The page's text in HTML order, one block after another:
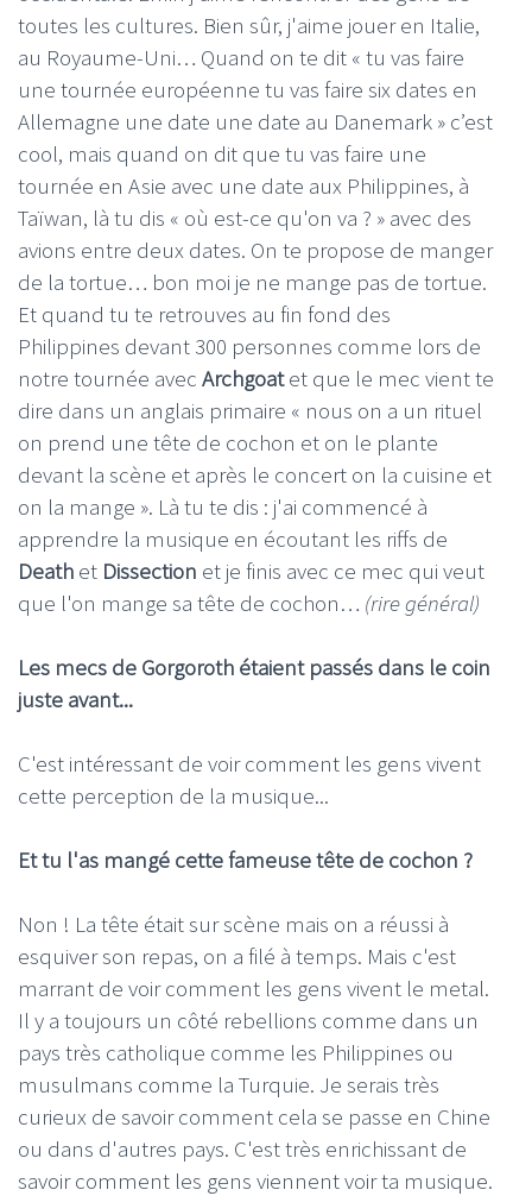
toutes les cultures. Bien sûr, j'aime jouer en Italie,
au Royaume-Uni… Quand on te dit « tu vas faire
une tournée européenne tu vas faire six dates en
Allemagne une date une date au Danemark » c’est
cool, mais quand on dit que tu vas faire une
tournée en Asie avec une date aux Philippines, à
Taïwan, là tu dis « où est-ce qu'on va ? » avec des
avions entre deux dates. On te propose de manger
de la tortue… bon moi je ne mange pas de tortue.
Et quand tu te retrouves au fin fond des
Philippines devant 300 personnes comme lors de
notre tournée avec Archgoatet que le mec vient te
dire dans un anglais primaire « nous on a un rituel
on prend une tête de cochon et on le plante
devant la scène et après le concert on la cuisine et
on la mange ». Là tu te dis : j'ai commencé à
apprendre la musique en écoutant les riffs de
Death et Dissection et je finis avec ce mec qui veut
que l'on mange sa tête de cochon… (rire général)
Les mecs de Gorgoroth étaient passés dans le coin
juste avant...
C'est intéressant de voir comment les gens vivent
cette perception de la musique...
Et tu l'as mangé cette fameuse tête de cochon ?
Non ! La tête était sur scène mais on a réussi à
esquiver son repas, on a filé à temps. Mais c'est
marrant de voir comment les gens vivent le metal.
Il y a toujours un côté rebellions comme dans un
pays très catholique comme les Philippines ou
musulmans comme la Turquie. Je serais très
curieux de savoir comment cela se passe en Chine
ou dans d'autres pays. C'est très enrichissant de
savoir comment les gens viennent voir ta musique.